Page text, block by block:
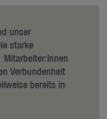
unser
starke
Verbundenheit
bereits in